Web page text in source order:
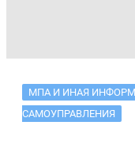
МПА И ИНАЯ
САМОУПРАВЛЕНИЯ